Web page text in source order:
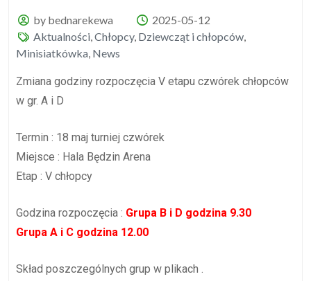
by bednarekewa
2025-05-12
Aktualności,Chłopcy, Dziewcząt i chłopców,
Minisiatkówka, News
Zmiana godziny rozpoczęcia V etapu czwórek chłopców
w gr. A i D
Termin : 18 maj turniej czwórek
Miejsce : Hala Będzin Arena
Etap : V chłopcy
Godzina rozpoczęcia : Grupa B i D godzina 9.30
Grupa A i C godzina 12.00
Skład poszczególnych grup w plikach .